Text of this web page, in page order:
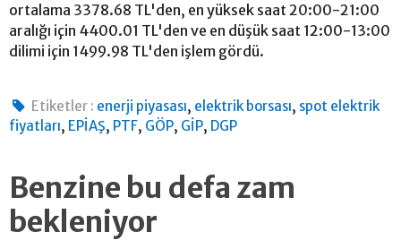
ortalama 3378.68 TL'den, en yüksek saat 20:00-21:00
aralığı için 4400.01 TL'den ve en düşük saat 12:00-13:00
dilimi için 1499.98 TL'den işlem gördü.
Etiketler : enerji piyasası, elektrik borsası, spot elektrik
fiyatları, EPİAŞ, PTF, GÖP, GİP, DGP
Benzine bu defa zam
bekleniyor